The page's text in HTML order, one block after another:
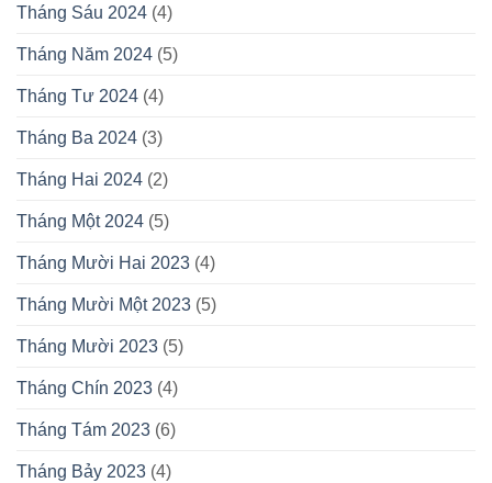
Tháng Sáu 2024 (4)
Tháng Năm 2024 (5)
Tháng Tư 2024 (4)
Tháng Ba 2024 (3)
Tháng Hai 2024 (2)
Tháng Một 2024 (5)
Tháng Mười Hai 2023 (4)
Tháng Mười Một 2023 (5)
Tháng Mười 2023 (5)
Tháng Chín 2023 (4)
Tháng Tám 2023 (6)
Tháng Bảy 2023 (4)